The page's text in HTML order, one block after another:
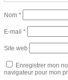
Nom *
E-mail *
Site web
Enregistrer mon
navigateur pour mon